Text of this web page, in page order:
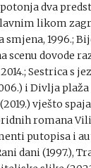
potonja dva
likom
smjena, 1996.;
scenu dovode
Sestrica s
i Divlja
vješto
romana
putopisa i
dani (1997.),